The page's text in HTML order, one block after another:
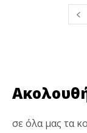
σε όλα μας τα